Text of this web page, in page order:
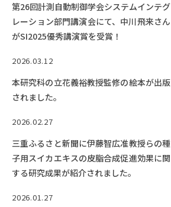
第26回計測自動制御学会システムインテグ
レーション部門講演会にて、中川飛来さん
がSI2025優秀講演賞を受賞！
2026.03.12
本研究科の立花義裕教授監修の絵本が出版
されました。
2026.02.27
三重ふるさと新聞に伊藤智広准教授らの種
子用スイカエキスの皮脂合成促進効果に関
する研究成果が紹介されました。
2026.01.27